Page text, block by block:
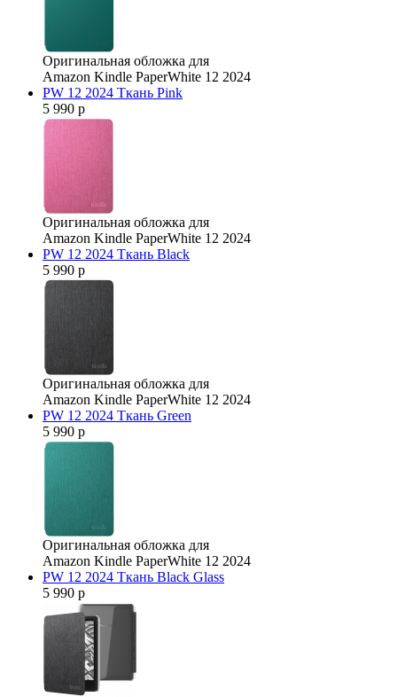
Оригинальная обложка для
Amazon Kindle PaperWhite 12 2024
PW 12 2024 Ткань Pink
5 990 р
Оригинальная обложка для
Amazon Kindle PaperWhite 12 2024
PW 12 2024 Ткань Black
5 990 р
Оригинальная обложка для
Amazon Kindle PaperWhite 12 2024
PW 12 2024 Ткань Green
5 990 р
Оригинальная обложка для
Amazon Kindle PaperWhite 12 2024
PW 12 2024 Ткань Black Glass
5 990 р